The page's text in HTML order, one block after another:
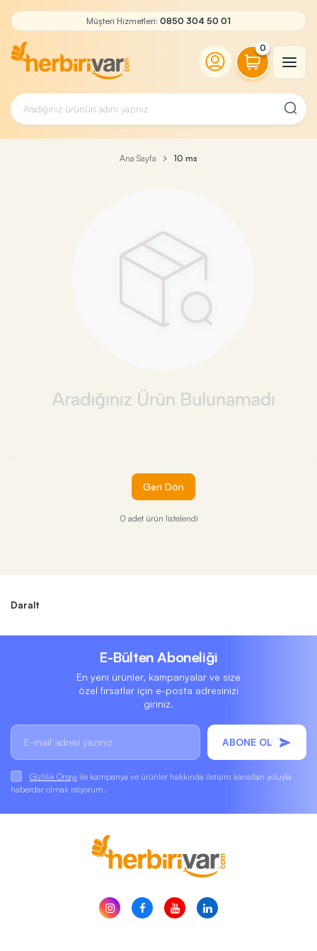
Müşteri Hizmetleri: 0850 304 50 01
0
Ana Sayfa 10 ms
Geri Dön
0 adet ürün listelendi
Daralt
E-Bülten Aboneliği
En yeni ürünler, kampanyalar ve size
özel fırsatlar için e-posta adresinizi
giriniz.
ABONE OL
Gizlilik Onayı ile kampanya ve ürünler hakkında iletişim kanalları yoluyla
haberdar olmak istiyorum.